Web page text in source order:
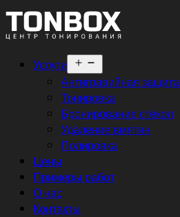
Услуги
меню
Антигравийная защита
Тонировка
Бронирование стёкол
Удаление вмятин
Полировка
Цены
Примеры работ
О нас
Контакты